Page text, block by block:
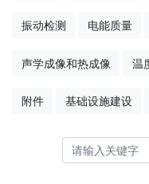
振动检测 电能质量
声学成像和热成像 温
附件 基础设施建设